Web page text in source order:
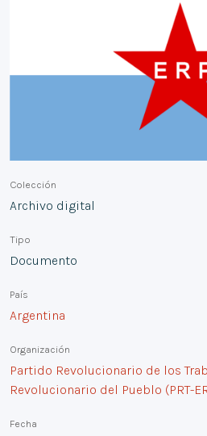
Colección
Archivo digital
Tipo
Documento
País
Argentina
Organización
Partido Revolucionario de los
Revolucionario del Pueblo (PRT-
Fecha